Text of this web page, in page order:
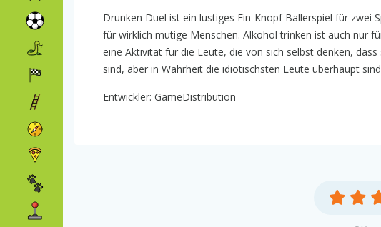
Drunken Duel ist ein lustiges Ein-Knopf Ballerspiel für zwei
für wirklich mutige Menschen. Alkohol trinken ist auch nur
eine Aktivität für die Leute, die von sich selbst denken,
sind, aber in Wahrheit die idiotischsten Leute überhaupt
Entwickler: GameDistribution